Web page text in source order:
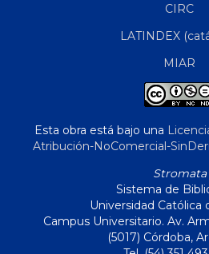
CIRC
LATINDEX
MIAR
Esta obra está bajo una
Atribución-NoComercial-
Stromata
Sistema de
Universidad Católica
Campus Universitario. Av.
(5017) Córdoba,